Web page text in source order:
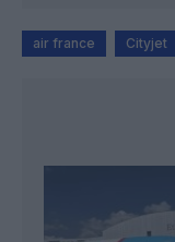
air france Cityjet